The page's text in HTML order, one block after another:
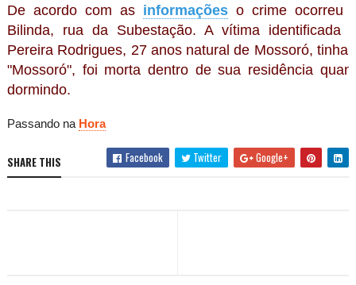
De acordo com as informaçõeso crime ocorreu
Bilinda, rua da Subestação. A vítima identificada
Pereira Rodrigues, 27 anos natural de Mossoró, tinha
"Mossoró", foi morta dentro de sua residência
dormindo.
Passando na Hora
SHARE THIS Facebook Twitter Google+